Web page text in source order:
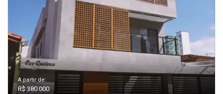
A partir de:
R$ 380.000